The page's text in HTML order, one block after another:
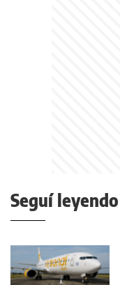
Seguí leyendo